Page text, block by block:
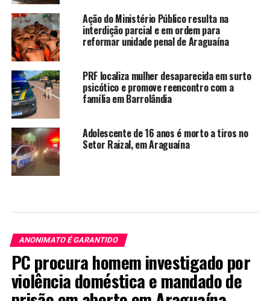
Ação do Ministério Público resulta na
interdição parcial e em ordem para
reformar unidade penal de Araguaína
PRF localiza mulher desaparecida em surto
psicótico e promove reencontro com a
família em Barrolândia
Adolescente de 16 anos é morto a tiros no
Setor Raizal, em Araguaína
ANONIMATO É GARANTIDO
PC procura homem investigado por
violência doméstica e mandado de